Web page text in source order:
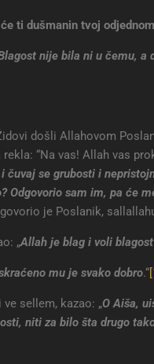
ti dušmanin tvoj
nije bila ni u čemu, a
došli Allahovom
“Na vas! Allah vas
čuvaj se grubosti i
Odgovorio sam im, pa će
je Poslanik,
„Allah je blag i voli
mu je svako dobro.“
sellem, kazao: „O Aiša,
niti za bilo šta drugo